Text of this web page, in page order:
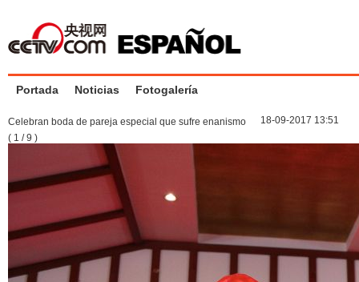
Portada Noticias Fotogalería
Celebran boda de pareja especial que sufre enanismo
( 1 /9 )
18-09-2017 13:51